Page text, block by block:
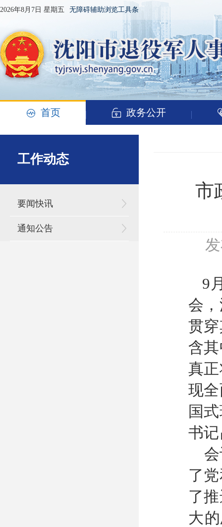
2026年8月7日 星期五 无障碍辅助浏览工具条
首页 政务公开
工作动态
要闻快讯
通知公告
市
9
会
贯
含
真
现
国
书
了
了
大